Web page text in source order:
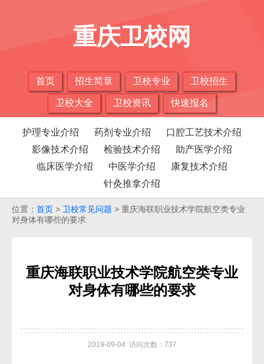
重庆卫校网
首页 招生简章 卫校专业 卫校招生
卫校大全 卫校资讯 快速报名
护理专业介绍 药剂专业介绍
口腔工艺技术介绍
影像技术介绍
检验技术介绍
助产医学介绍
临床医学介绍
中医学介绍
康复技术介绍
针灸推拿介绍
位置： 首页 > 卫校常见问题 > 重庆海联职业技术学院航空类专业
对身体有哪些的要求
重庆海联职业技术学院航空类专业
对身体有哪些的要求
2019-09-04 访问次数：737